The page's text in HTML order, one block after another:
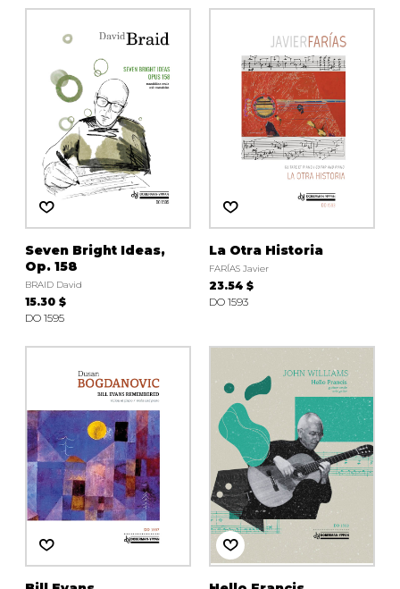
Seven Bright Ideas,
Op. 158
BRAID David
15.30 $
DO 1595
La Otra Historia
FARÍAS Javier
23.54 $
DO 1593